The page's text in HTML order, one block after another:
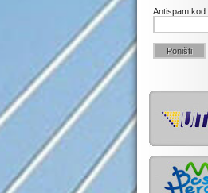
Antispam kod: